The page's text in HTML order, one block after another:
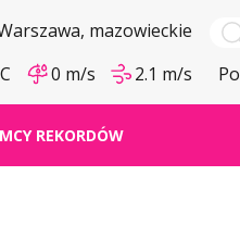
, mazowieckie
0 m/s 2.1 m/s
REKORDÓW